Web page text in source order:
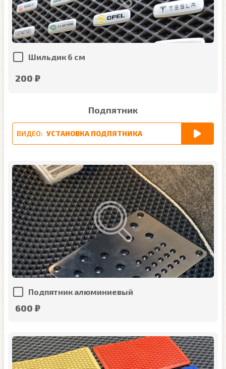
Шильдик 6 см
200 ₽
Подпятник
ВИДЕО: УСТАНОВКА ПОДПЯТНИКА
Подпятник алюминиевый
600 ₽